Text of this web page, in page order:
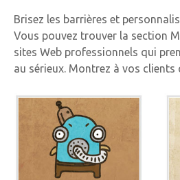
Brisez les barrières et
Vous pouvez trouver la section
sites Web professionnels qui
au sérieux. Montrez à vos